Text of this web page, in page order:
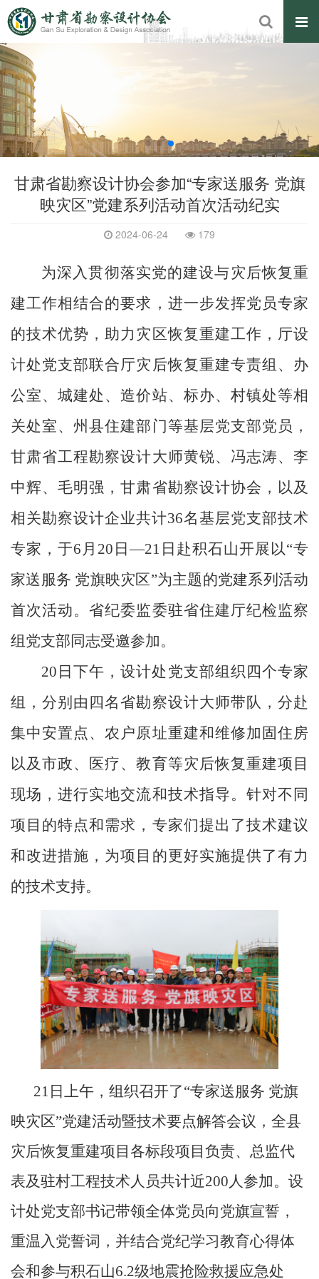
甘肃省勘察设计协会参加“专家送服务 党旗
映灾区”党建系列活动首次活动纪实
2024-06-24 179
为深入贯彻落实党的建设与灾后恢复重
建工作相结合的要求，进一步发挥党员专家
的技术优势，助力灾区恢复重建工作， 厅设
计处党支部联合厅灾后恢复重建专责组 、 办
公室、城建处、造价站、标办、村镇处等相
关处室、州县住建部门等基层党支部党员，
甘肃省工程勘察设计大师黄锐、冯志涛、李
中辉、毛明强，甘肃省勘察设计协会，以及
相关勘察设计企业共计36名基层党支部技术
专家，于6月20日—21日赴积石山开展以“专
家送服务 党旗映灾区”为主题的党建系列活动
首次活动。省纪委监委驻省住建厅纪检监察
组党支部同志受邀参加。
20日下午，设计处党支部组织四个专家
组，分别由四名省勘察设计大师带队，分赴
集中安置点、农户原址重建和维修加固住房
以及市政、医疗、教育等灾后恢复重建项目
现场，进行实地交流和技术指导。针对不同
项目的特点和需求，专家们提出了技术建议
和改进措施， 为项目的更好实施提供了有力
的技术支持。
21日上午，组织召开了“专家送服务 党旗
映灾区”党建活动暨技术要点解答会议，全县
灾后恢复重建项目各标段项目负责、总监代
表及驻村工程技术人员共计近200人参加。设
计处党支部书记带领全体党员向党旗宣誓，
重温入党誓词，并结合党纪学习教育心得体
会和参与积石山6.2级地震抢险救援应急处